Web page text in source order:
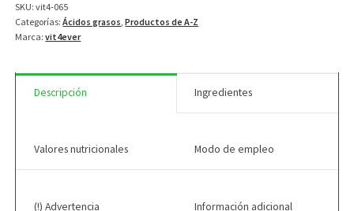
cantidad
SKU:vit4-065
Categorías:Ácidos grasos,Productos de A-Z
Marca:vit4ever
Descripción Ingredientes
Valores nutricionales Modo de empleo
(!) Advertencia Información adicional